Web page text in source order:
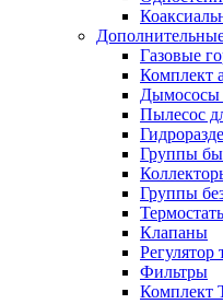
Газовые
Комплект
Дымососы
Пылесос
Группы
Группы
Клапаны
Регулятор
Фильтры
Комплект